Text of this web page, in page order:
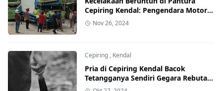
Cepiring Kendal: Pengendara Motor
Tewas Terjepit Truk
Nov 26, 2024
Cepiring, Kendal
Pria di Cepiring Kendal Bacok
Tetangganya Sendiri Gegara Rebutan
Kepemilikan Ayam